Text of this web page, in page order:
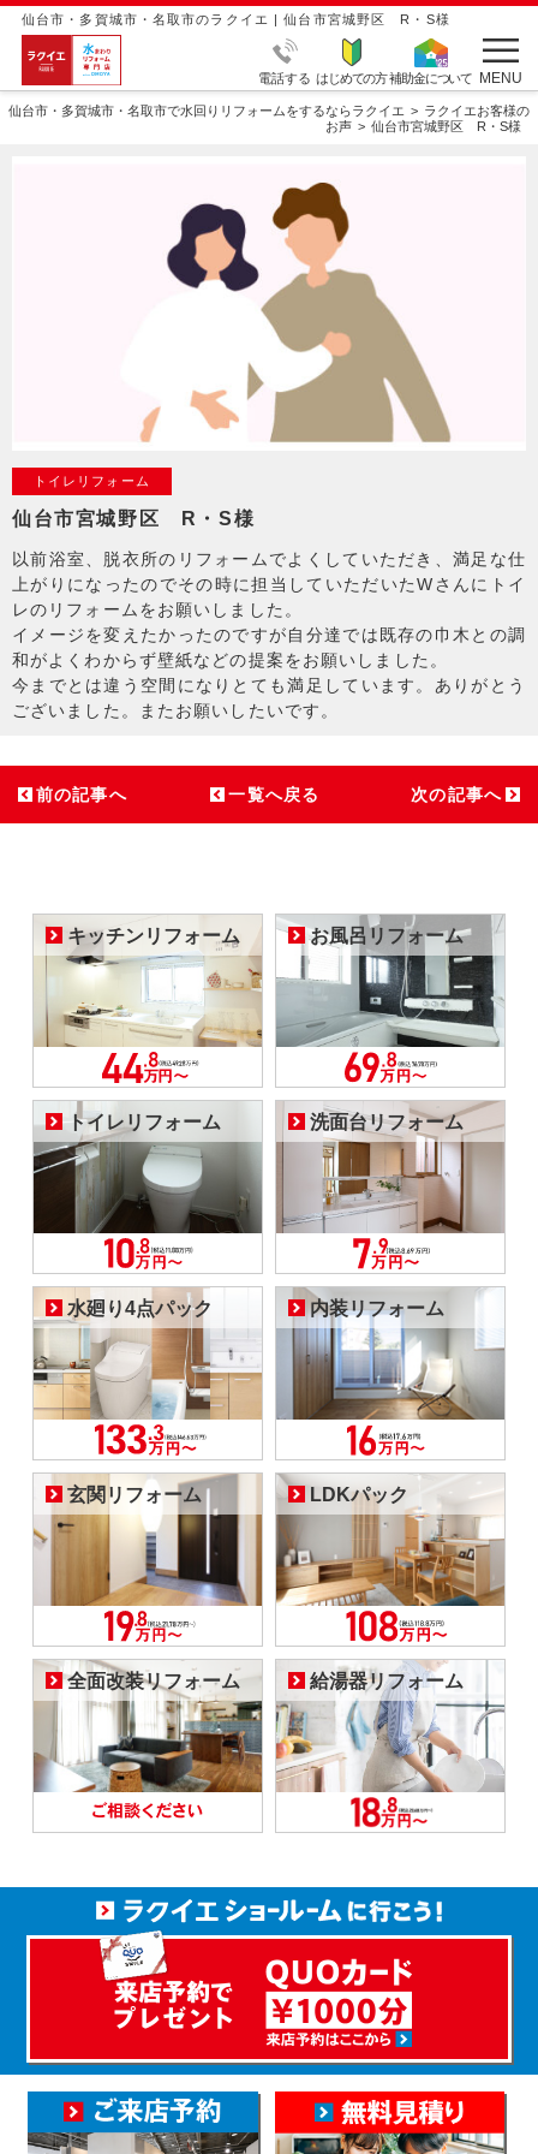
仙台市・多賀城市・名取市のラクイエ | 仙台市宮城野区 R・S様
電話する はじめての方補助金について MENU
仙台市・多賀城市・名取市で水回りリフォームをするならラクイエ
ラクイエお客様の
お声
仙台市宮城野区 R・S様
トイレリフォーム
仙台市宮城野区 R・S様
以前浴室、脱衣所のリフォームでよくしていただき、満足な仕
上がりになったのでその時に担当していただいたWさんにトイ
レのリフォームをお願いしました。
イメージを変えたかったのですが自分達では既存の巾木との調
和がよくわからず壁紙などの提案をお願いしました。
今までとは違う空間になりとても満足しています。ありがとう
ございました。またお願いしたいです。
前の記事へ 一覧へ戻る 次の記事へ
キッチンリフォーム お風呂リフォーム
トイレリフォーム 洗面台リフォーム
水廻り4点パック 内装リフォーム
玄関リフォーム LDKパック
全面改装リフォーム 給湯器リフォーム